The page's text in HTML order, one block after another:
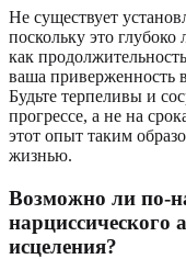
Не существует
поскольку это
как
ваша приверженность
Будьте терпеливы и
прогрессе, а не на
этот опыт таким
жизнью.
Возможно ли по-
нарциссического
исцеления?